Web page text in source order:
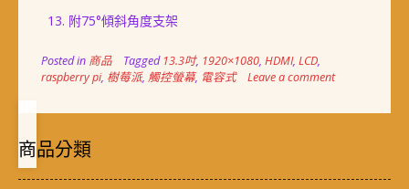
附75°傾斜角度支架
Posted in 商品 Tagged 13.3吋, 1920×1080, HDMI, LCD,
raspberry pi, 樹莓派, 觸控螢幕, 電容式 Leave a comment
商品分類